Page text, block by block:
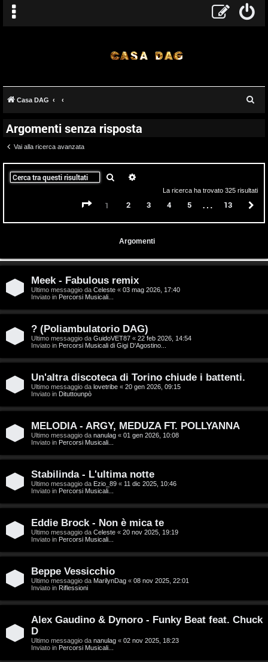
A
r
g
o
m
e
n
t
i
s
e
n
z
a
r
p
o
Casa DAG
Argomenti senza risposta
Vai alla ricerca avanzata
Cerca
La ricerca ha trovato 325 risultati
Pagina di
1 2 3 4 5 … 13
Argomenti
Meek - Fabulous remix
Ultimo messaggio da Celeste « 03 mag 2026, 17:40
Inviato in Percorsi Musicali...
? (Poliambulatorio DAG)
Ultimo messaggio da GuidoVET87 « 22 feb 2026, 14:54
Inviato in Percorsi Musicali di Gigi D'Agostino...
Un'altra discoteca di Torino chiude i battenti.
Ultimo messaggio da lovetribe « 20 gen 2026, 09:15
Inviato in Dituttounpò
MELODIA - ARGY, MEDUZA FT. POLLYANNA
Ultimo messaggio da nanulag « 01 gen 2026, 10:08
Inviato in Percorsi Musicali...
Stabilinda - L'ultima notte
Ultimo messaggio da Ezio_89 « 11 dic 2025, 10:46
Inviato in Percorsi Musicali...
Eddie Brock - Non è mica te
Ultimo messaggio da Celeste « 20 nov 2025, 19:19
Inviato in Percorsi Musicali...
Beppe Vessicchio
Ultimo messaggio da MarilynDag « 08 nov 2025, 22:01
Inviato in Riflessioni
Alex Gaudino & Dynoro - Funky Beat feat. Chuck
D
Ultimo messaggio da nanulag « 02 nov 2025, 18:23
Inviato in Percorsi Musicali...
T
o
p
i
c
A
t
t
i
v
i
G
i
g
D
'
A
g